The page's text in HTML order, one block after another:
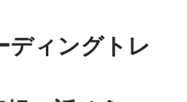
ディングトレ